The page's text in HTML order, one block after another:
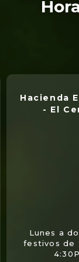
Hacienda
- El
Lunes a
festivos de